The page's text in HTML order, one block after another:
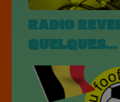
RADIO
QUELQUES
PODCASTS